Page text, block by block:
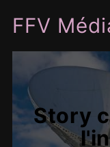
FFV
Story